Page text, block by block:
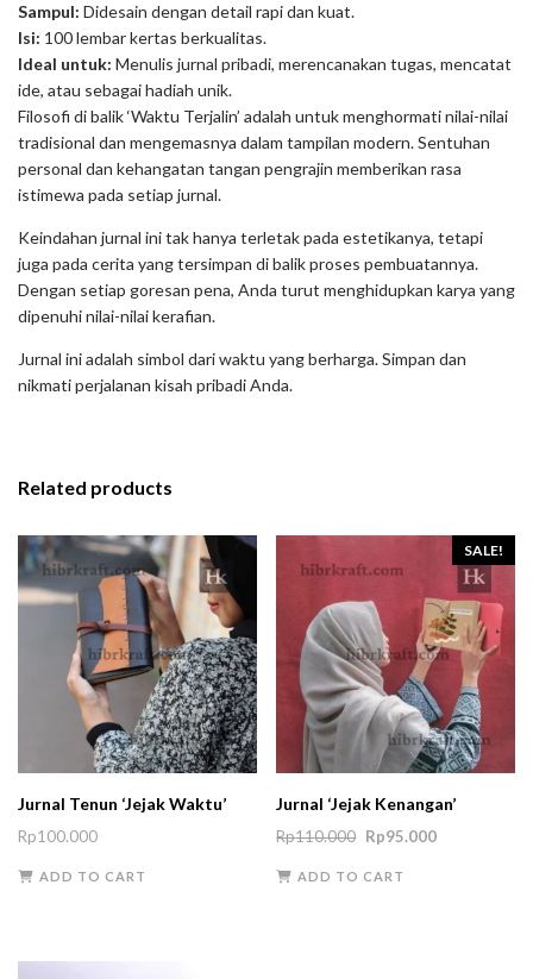
Sampul: Didesain dengan detail rapi dan kuat.
Isi: 100 lembar kertas berkualitas.
Ideal untuk: Menulis jurnal pribadi, merencanakan tugas, mencatat
ide, atau sebagai hadiah unik.
Filosofi di balik ‘Waktu Terjalin’ adalah untuk menghormati nilai-nilai
tradisional dan mengemasnya dalam tampilan modern. Sentuhan
personal dan kehangatan tangan pengrajin memberikan rasa
istimewa pada setiap jurnal.
Keindahan jurnal ini tak hanya terletak pada estetikanya, tetapi
juga pada cerita yang tersimpan di balik proses pembuatannya.
Dengan setiap goresan pena, Anda turut menghidupkan karya yang
dipenuhi nilai-nilai kerafian.
Jurnal ini adalah simbol dari waktu yang berharga. Simpan dan
nikmati perjalanan kisah pribadi Anda.
Related products
Jurnal Tenun ‘Jejak Waktu’
Rp100.000
ADD TO CART
SALE!
Jurnal ‘Jejak Kenangan’
Rp110.000 Original
was:
Rp95.000Current
ADD TO CART